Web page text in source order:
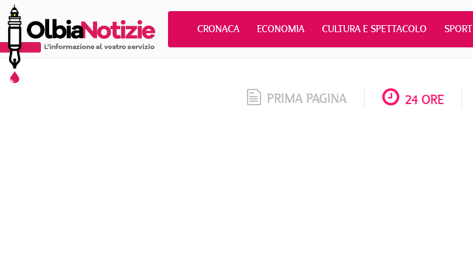
CRONACA ECONOMIA CULTURA E SPETTACOLO SPORT
PRIMA PAGINA 24 ORE